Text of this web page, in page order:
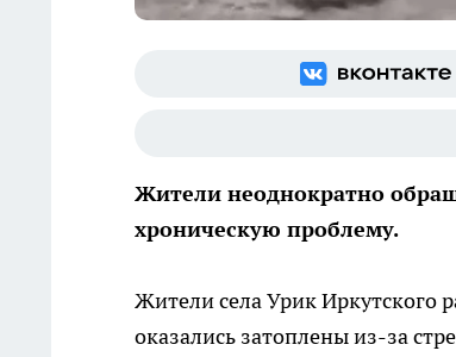
Жители неоднократно
хроническую проблему.
Жители села Урик Иркутского
оказались затоплены из-за